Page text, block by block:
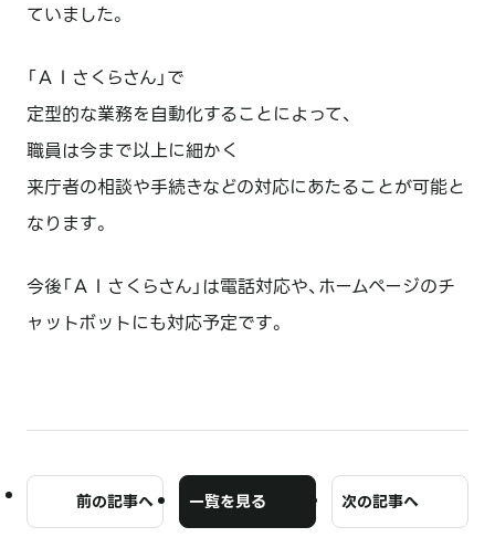
ていました。
「ＡＩさくらさん」で
定型的な業務を自動化することによって、
職員は今まで以上に細かく
来庁者の相談や手続きなどの対応にあたることが可能と
なります。
今後「ＡＩさくらさん」は電話対応や、ホームページのチ
ャットボットにも対応予定です。
前の記事へ 一覧を見る 次の記事へ